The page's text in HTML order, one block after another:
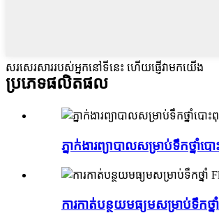
សរសេរសាររបស់អ្នកនៅទីនេះ ហើយផ្ញើវាមកយើង
ប្រភេទផលិតផល
ភ្នាក់ងារព្យាបាលសម្រាប់ទឹកថ្នាំបោ
ការកាត់បន្ថយមធ្យមសម្រាប់ទឹកថ្ន